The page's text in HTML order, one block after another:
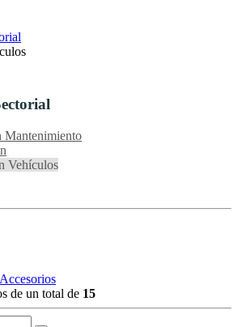
Mantenimiento
Vehículos
de un total de 15